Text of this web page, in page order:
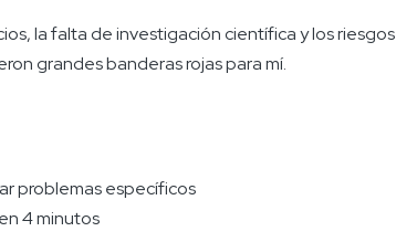
la falta de investigación científica y los riesgos
grandes banderas rojas para mí.
problemas específicos
4 minutos